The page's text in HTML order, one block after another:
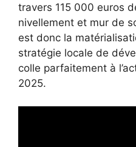
travers 115 000 euros
nivellement et mur de
est donc la
stratégie locale de
colle parfaitement à
2025.